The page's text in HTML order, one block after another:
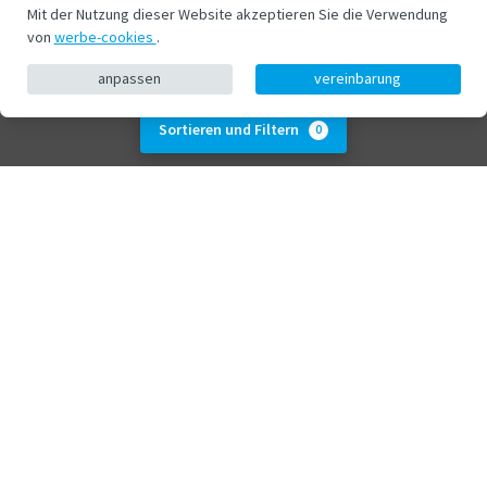
Sortieren und Filtern 0
Mit der Nutzung dieser Website akzeptieren Sie die Verwendung
von werbe-cookies .
anpassen vereinbarung